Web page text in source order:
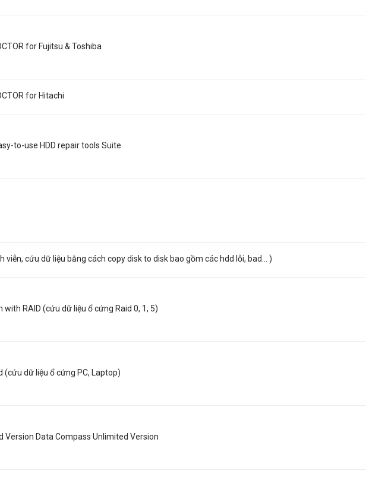
for Fujitsu & Toshiba
for Hitachi
to-use HDD repair tools Suite
viễn, cứu dữ liệu bằng cách copy disk to disk bao gồm các hdd lỗi, bad… )
RAID (cứu dữ liệu ổ cứng Raid 0, 1, 5)
(cứu dữ liệu ổ cứng PC, Laptop)
Version Data Compass Unlimited Version